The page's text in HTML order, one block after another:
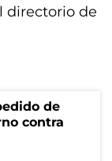
directorio de
de
contra